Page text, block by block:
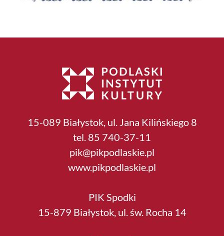
15-089 Białystok, ul. Jana Kilińskiego 8
tel. 85 740-37-11
pik@pikpodlaskie.pl
www.pikpodlaskie.pl
PIK Spodki
15-879 Białystok, ul. św. Rocha 14